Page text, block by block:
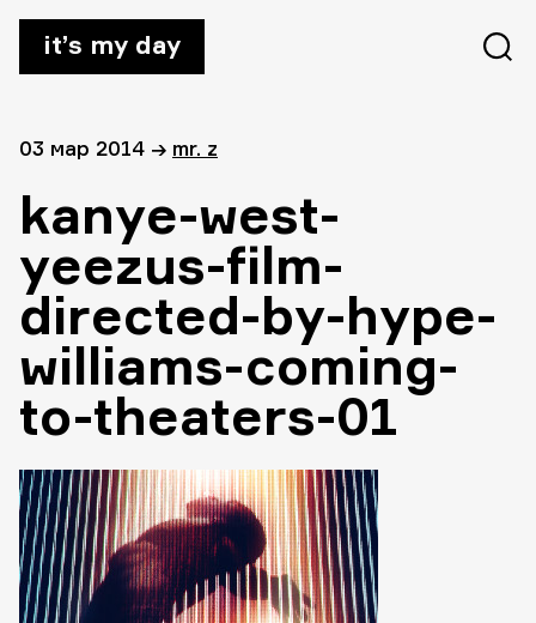
it’s my day
03 мар 2014 → mr. z
kanye-west-
yeezus-film-
directed-by-hype-
williams-coming-
to-theaters-01